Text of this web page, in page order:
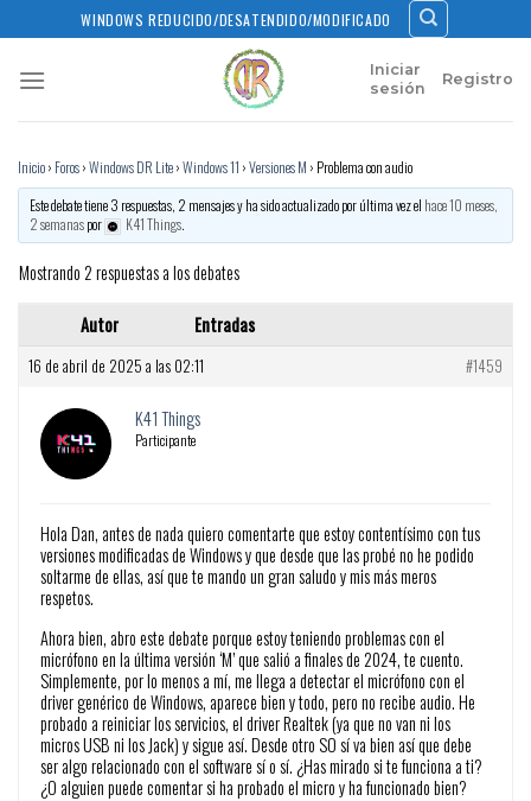
to
content
WINDOWS REDUCIDO/DESATENDIDO/MODIFICADO
Iniciar
sesión
Registro
Inicio› Foros›Windows DR Lite›Windows 11 ›Versiones M › Problema con audio
Este debate tiene 3 respuestas, 2 mensajes y ha sido actualizado por última vez el hace 10 meses,
2 semanaspor K41 Things.
Mostrando 2 respuestas a los debates
Autor Entradas
16 de abril de 2025 a las 02:11 #1459
K41 Things
Participante
Hola Dan, antes de nada quiero comentarte que estoy contentísimo con tus
versiones modificadas de Windows y que desde que las probé no he podido
soltarme de ellas, así que te mando un gran saludo y mis más meros
respetos.
Ahora bien, abro este debate porque estoy teniendo problemas con el
micrófono en la última versión ‘M’ que salió a finales de 2024, te cuento.
Simplemente, por lo menos a mí, me llega a detectar el micrófono con el
driver genérico de Windows, aparece bien y todo, pero no recibe audio. He
probado a reiniciar los servicios, el driver Realtek (ya que no van ni los
micros USB ni los Jack) y sigue así. Desde otro SO sí va bien así que debe
ser algo relacionado con el software sí o sí. ¿Has mirado si te funciona a ti?
¿O alguien puede comentar si ha probado el micro y ha funcionado bien?